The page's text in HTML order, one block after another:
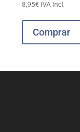
8,95€ IVA Incl.
Comprar